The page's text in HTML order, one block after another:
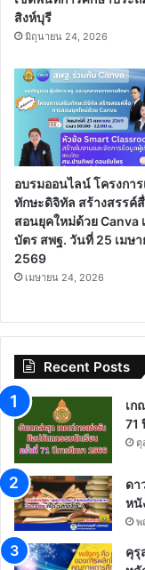
สิงห์บุรี
มิถุนายน 24, 2026
อบรมออนไลน์ โครงการ
ทักษะดิจิทัล สร้างสรรค์
สอนยุคใหม่ด้วย Canva
บัตร สพฐ. วันที่ 25 เมษ
2569
เมษายน 24, 2026
Recent Posts
เก
71
ตุ
ดา
หนั
พ
คุรุ